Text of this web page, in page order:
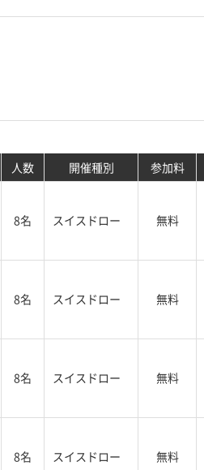
人数 開催種別 参加料
8名 スイスドロー 無料
8名 スイスドロー 無料
8名 スイスドロー 無料
8名 スイスドロー 無料